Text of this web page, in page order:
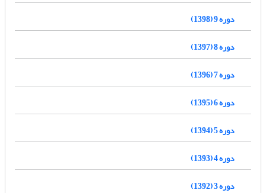
دوره 9 (1398)
دوره 8 (1397)
دوره 7 (1396)
دوره 6 (1395)
دوره 5 (1394)
دوره 4 (1393)
دوره 3 (1392)